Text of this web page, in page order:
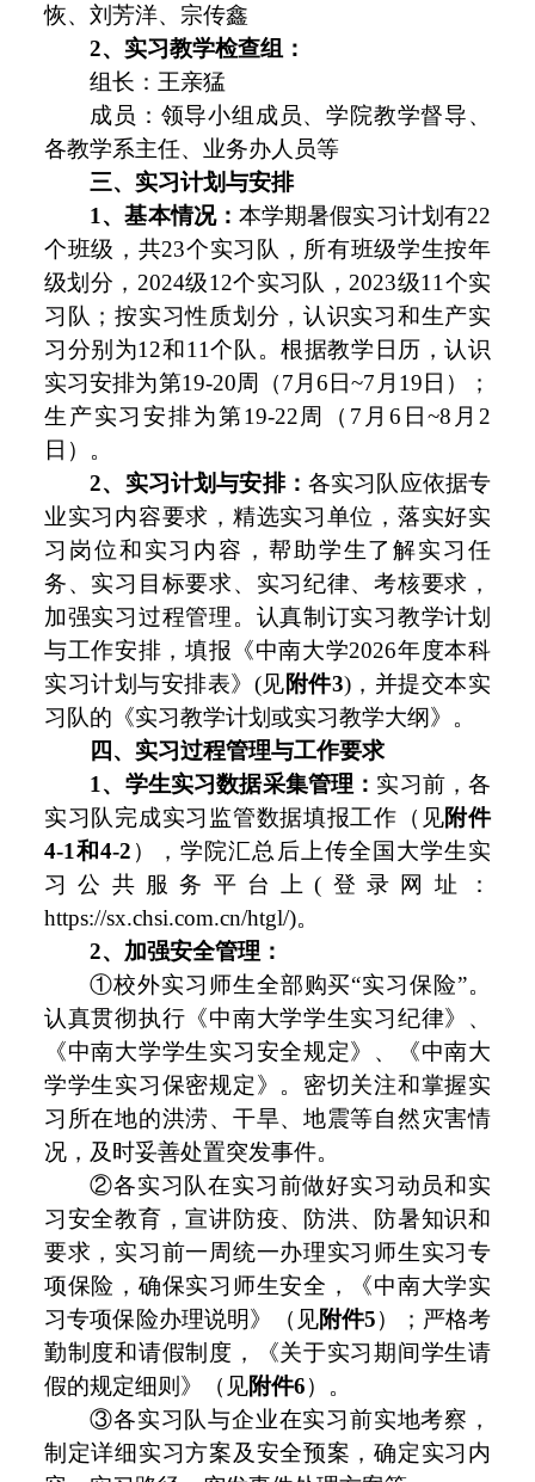
恢、刘芳洋、宗传鑫
2、实习教学检查组：
组长：王亲猛
成员：领导小组成员、学院教学督导、
各教学系主任、业务办人员等
三、实习计划与安排
1、基本情况： 本学期暑假实习计划有22
个班级，共23个实习队，所有班级学生按年
级划分，2024级12个实习队，2023级11个实
习队；按实习性质划分，认识实习和生产实
习分别为12和11个队。根据教学日历，认识
实习安排为第19-20周（7月6日~7月19日）；
生产实习安排为第19-22周（7月6日~8月2
日）。
2、实习计划与安排： 各实习队应依据专
业实习内容要求，精选实习单位，落实好实
习岗位和实习内容，帮助学生了解实习任
务、实习目标要求、实习纪律、考核要求，
加强实习过程管理。认真制订实习教学计划
与工作安排，填报《中南大学2026年度本科
实习计划与安排表》(见附件3)，并提交本实
习队的《实习教学计划或实习教学大纲》。
四 、实习过程管理与工作要求
1、 学生实习数据采集管理： 实习前，各
实习队完成实习监管数据填报工作（见附件
4-1和4-2 ），学院汇总后上传全国大学生实
习公共服务平台上(登录网址：
https://sx.chsi.com.cn/htgl/)。
2、加强安全管理：
①校外实习师生全部购买“实习保险”。
认真贯彻执行《中南大学学生实习纪律》、
《中南大学学生实习安全规定》、《中南大
学学生实习保密规定》。密切关注和掌握实
习所在地的洪涝、干旱、地震等自然灾害情
况，及时妥善处置突发事件。
②各实习队在实习前做好实习动员和实
习安全教育，宣讲防疫、防洪、防暑知识和
要求，实习前一周统一办理实习师生实习专
项保险，确保实习师生安全，《中南大学实
习专项保险办理说明》（见附件5）；严格考
勤制度和请假制度，《关于实习期间学生请
假的规定细则》（见附件6）。
③各实习队与企业在实习前实地考察，
制定详细实习方案及安全预案，确定实习内